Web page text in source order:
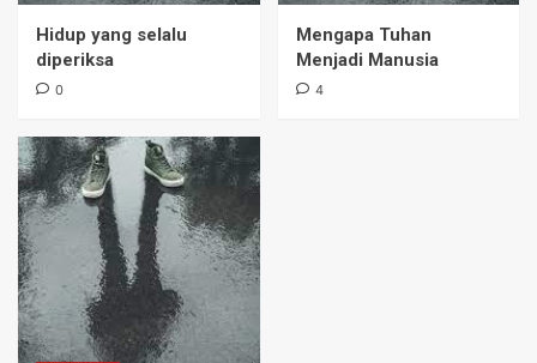
4
Hot Chocolate
An Afternoon in the Park
5
Hot Chocolate
Christian Buddha
Hidup yang selalu
diperiksa
0
Mengapa Tuhan
Menjadi Manusia
4